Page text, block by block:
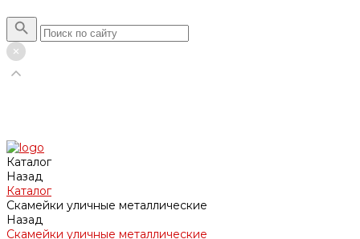
Каталог
Назад
Каталог
Скамейки уличные металлические
Назад
Скамейки уличные металлические